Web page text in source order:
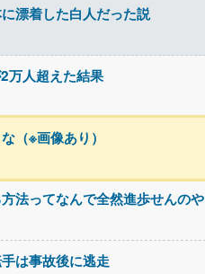
漂着した白人だった説
万人超えた結果
（※画像あり）
法ってなんで全然進歩せんのや
は事故後に逃走